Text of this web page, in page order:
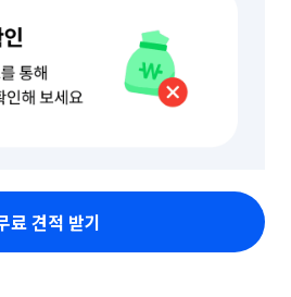
료 견적 받기